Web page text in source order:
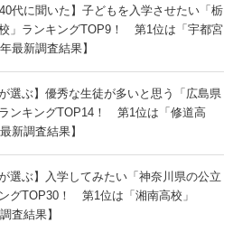
40代に聞いた】子どもを入学させたい「栃
」ランキングTOP9！ 第1位は「宇都宮
最新調査結果】
選ぶ】優秀な生徒が多いと思う「広島県
ンキングTOP14！ 第1位は「修道高
新調査結果】
選ぶ】入学してみたい「神奈川県の公立
グTOP30！ 第1位は「湘南高校」
査結果】